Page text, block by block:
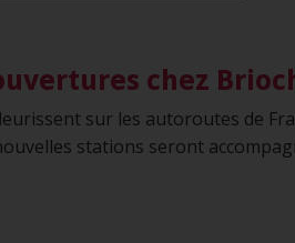
chez
sur les autoroutes de
stations seront